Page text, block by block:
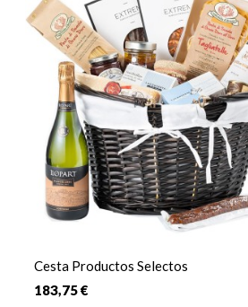
Cesta Productos Selectos
183,75 €